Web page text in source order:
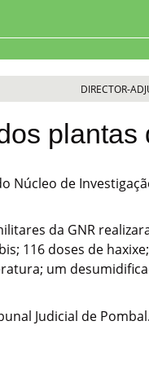
DIRECTOR-
plantas
Núcleo de
da GNR
116 doses de
um
Judicial de